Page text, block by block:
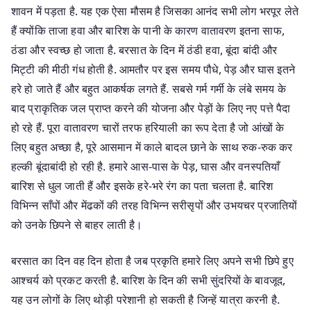
शावन में पड़ता है. यह एक ऐसा मौसम है जिसका आनंद सभी लोग भरपूर लेते
हैं क्योंकि ताजा हवा और बारिश के पानी के कारण वातावरण इतना साफ,
ठंडा और स्वच्छ हो जाता है. बरसात के दिन में ठंडी हवा, बूंदा बांदी और
मिट्टी की मीठी गंध होती है. आमतौर पर इस समय पौधे, पेड़ और घास इतने
हरे हो जाते हैं और बहुत आकर्षक लगते हैं. सबसे गर्म गर्मी के लंबे समय के
बाद प्राकृतिक जल प्राप्त करने की योजना और पेड़ों के लिए नए पत्ते पैदा
हो रहे हैं. पूरा वातावरण चारों तरफ हरियाली का रूप देता है जो आंखों के
लिए बहुत अच्छा है, पूरे आसमान में काले बादल छाने के साथ रुक-रुक कर
हल्की बूंदाबांदी हो रही है. हमारे आस-पास के पेड़, घास और वनस्पतियाँ
बारिश से धुल जाती हैं और इसके हरे-भरे रंग का पता चलता है. बारिश
विभिन्न साँपों और मेंढकों की तरह विभिन्न सरीसृपों और उभयचर प्रजातियों
को उनके छिपने से बाहर लाती है।
बरसात का दिन वह दिन होता है जब प्रकृति हमारे लिए अपने सभी छिपे हुए
आश्चर्य को प्रकट करती है. बारिश के दिन की सभी सुंदरियों के बावजूद,
यह उन लोगों के लिए थोड़ी परेशानी हो सकती है जिन्हें यात्रा करनी है.